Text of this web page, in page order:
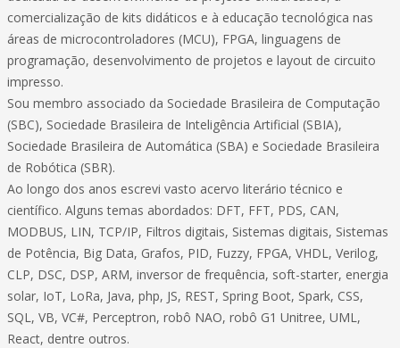
comercialização de kits didáticos e à educação tecnológica nas
áreas de microcontroladores (MCU), FPGA, linguagens de
programação, desenvolvimento de projetos e layout de circuito
impresso.
Sou membro associado da Sociedade Brasileira de Computação
(SBC), Sociedade Brasileira de Inteligência Artificial (SBIA),
Sociedade Brasileira de Automática (SBA) e Sociedade Brasileira
de Robótica (SBR).
Ao longo dos anos escrevi vasto acervo literário técnico e
científico. Alguns temas abordados: DFT, FFT, PDS, CAN,
MODBUS, LIN, TCP/IP, Filtros digitais, Sistemas digitais, Sistemas
de Potência, Big Data, Grafos, PID, Fuzzy, FPGA, VHDL, Verilog,
CLP, DSC, DSP, ARM, inversor de frequência, soft-starter, energia
solar, IoT, LoRa, Java, php, JS, REST, Spring Boot, Spark, CSS,
SQL, VB, VC#, Perceptron, robô NAO, robô G1 Unitree, UML,
React, dentre outros.